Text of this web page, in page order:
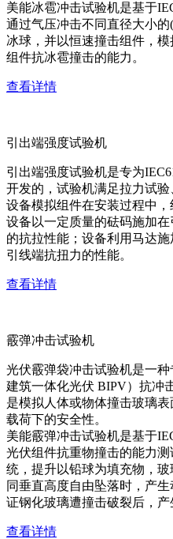
美能冰雹冲击试验机是基于
通过气压冲击不同直径大小
冰球，并以恒速撞击组件，
组件抗冰雹撞击的能力。
查看详情
引出端强度试验机
引出端强度试验机是专为
开发的，试验机满足拉力试验
设备模拟组件在安装过程中
设备以一定质量的砝码施加
的抗拉性能；设备利用马达
引线端抗扭力的性能。
查看详情
霰弹冲击试验机
光伏霰弹袋冲击试验机是一
建筑一体化光伏 BIPV）抗冲
是模拟人体或物体撞击玻璃
载荷下的安全性。
美能霰弹冲击试验机是基于
光伏组件抗重物撞击的能力
统，提升以铅球为填充物，
同垂直高度自由坠落时，产
证钢化玻璃遭撞击破裂后，产
查看详情